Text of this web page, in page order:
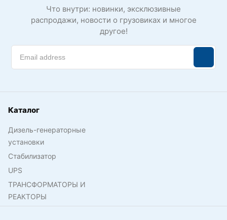
Что внутри: новинки, эксклюзивные
распродажи, новости о грузовиках и многое
другое!
Каталог
Дизель-генераторные
установки
Стабилизатор
UPS
ТРАНСФОРМАТОРЫ И
РЕАКТОРЫ